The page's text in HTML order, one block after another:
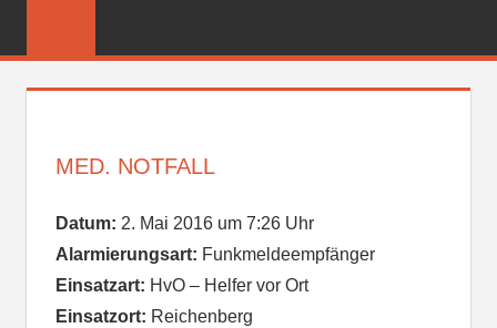
FEUERWEHR
MED. NOTFALL
Datum: 2. Mai 2016 um 7:26 Uhr
Alarmierungsart: Funkmeldeempfänger
Einsatzart: HvO – Helfer vor Ort
Einsatzort: Reichenberg